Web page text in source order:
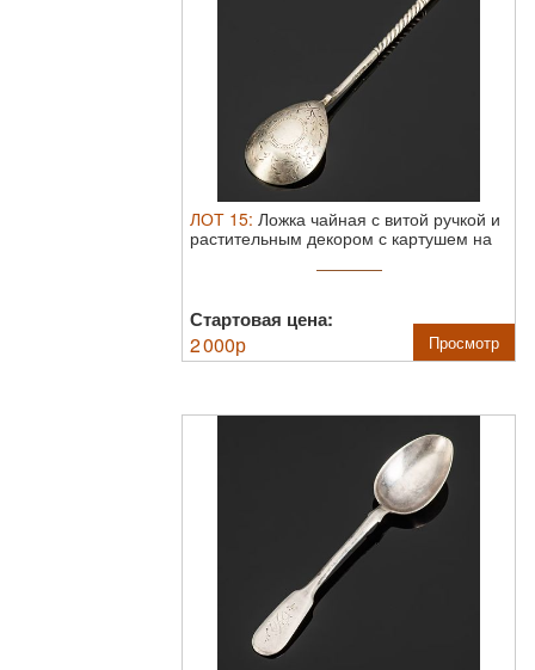
ЛОТ 15: Ложка чайная с витой ручкой и
растительным декором с картушем на
Стартовая цена:
2 000р Просмотр